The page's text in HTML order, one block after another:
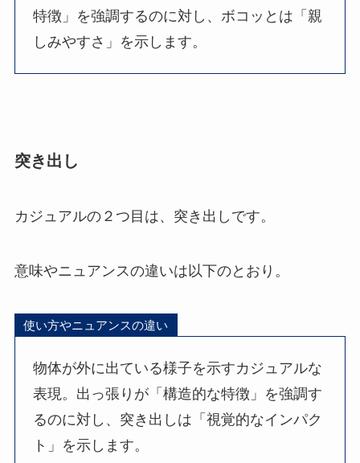
特徴」を強調するのに対し、ボコッとは「親
しみやすさ」を示します。
突き出し
カジュアルの２つ目は、突き出しです。
意味やニュアンスの違いは以下のとおり。
使い方やニュアンスの違い
物体が外に出ている様子を示すカジュアルな
表現。出っ張りが「構造的な特徴」を強調す
るのに対し、突き出しは「視覚的なインパク
ト」を示します。